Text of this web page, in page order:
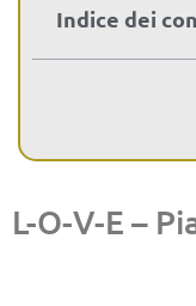
Indice dei
L-O-V-E –